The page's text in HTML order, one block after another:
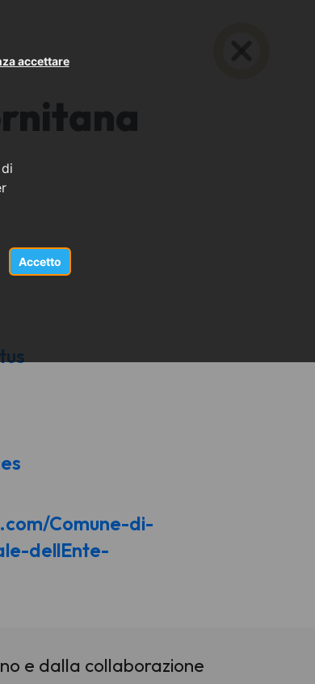
Accetto
accettare
Comune-di-
dellEnte-
e dalla collaborazione